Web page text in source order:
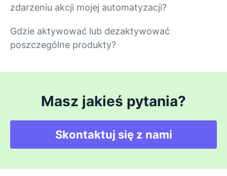
zdarzeniu akcji mojej automatyzacji?
Gdzie aktywować lub dezaktywować
poszczególne produkty?
Masz jakieś pytania?
Skontaktuj się z nami